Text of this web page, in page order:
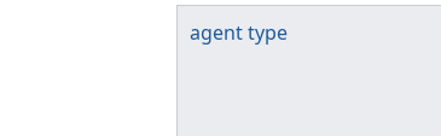
agent type